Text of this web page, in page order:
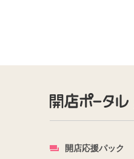
開店応援パック